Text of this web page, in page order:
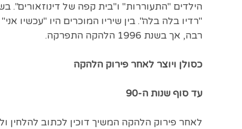
"רדיו בלה בלה". בין שיריו המוכרים היו "עכשיו
רבה, אך בשנת 1996 הלהקה התפרקה.
כסולן ויוצר לאחר פירוק הלהקה
עד סוף שנות ה-90
לאחר פירוק הלהקה המשיך דוכין לכתוב להלחין